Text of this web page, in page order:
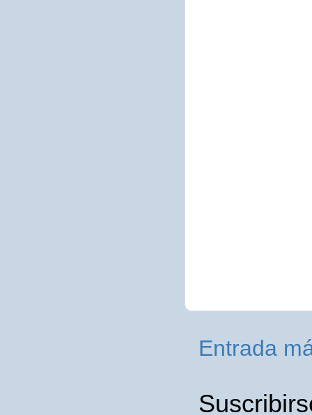
Entrada